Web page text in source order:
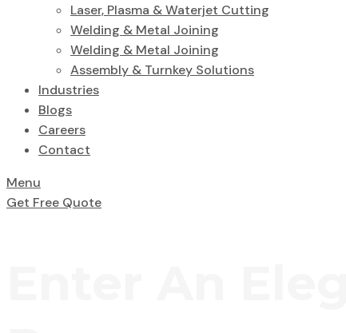
Laser, Plasma & Waterjet Cutting
Welding & Metal Joining
Welding & Metal Joining
Assembly & Turnkey Solutions
Industries
Blogs
Careers
Contact
Menu
Get Free Quote